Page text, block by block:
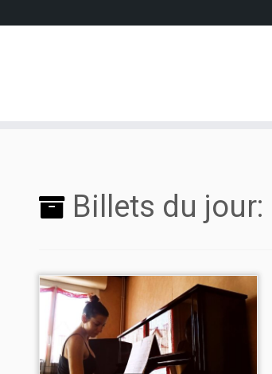
Billets du jour: